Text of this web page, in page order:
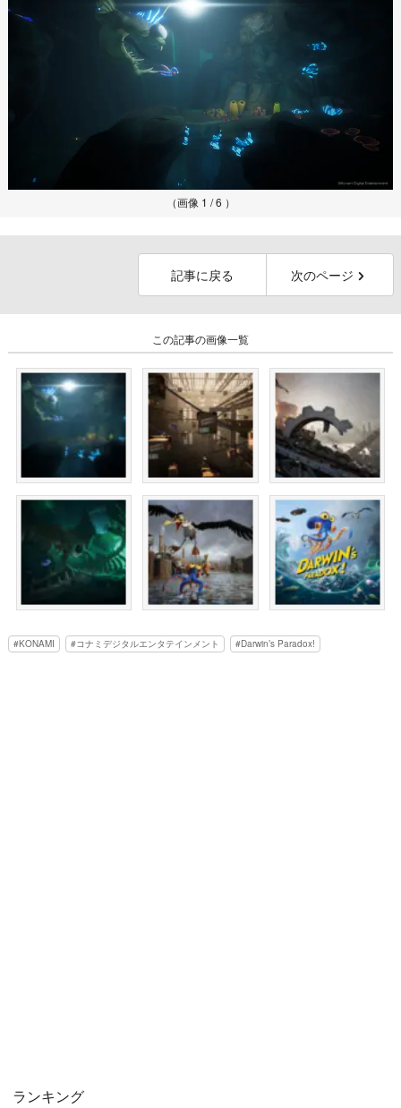
（画像 1 / 6 ）
記事に戻る 次のページ
この記事の画像一覧
KONAMI コナミデジタルエンタテインメント Darwin’s Paradox!
ランキング